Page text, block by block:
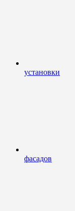
установки
фасадов